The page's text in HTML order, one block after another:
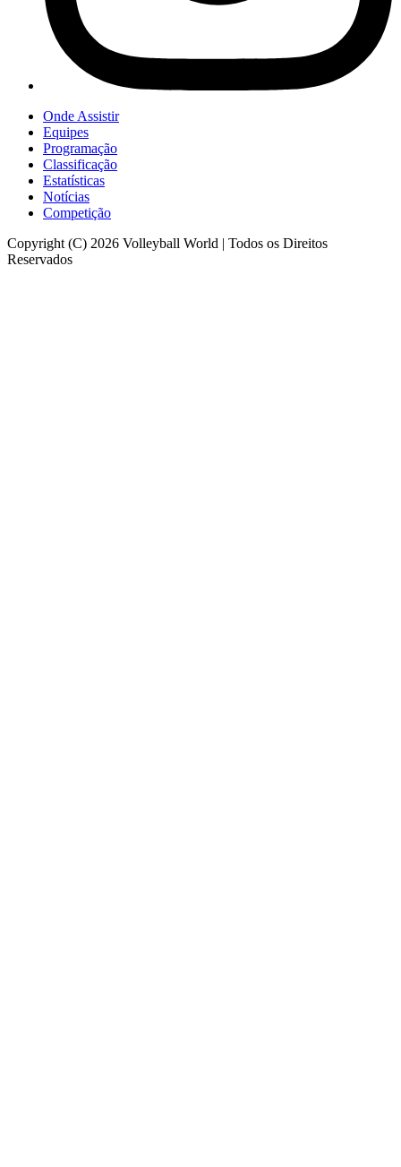
Onde Assistir
Equipes
Programação
Classificação
Estatísticas
Notícias
Competição
Copyright (C) 2026 Volleyball World | Todos os Direitos
Reservados